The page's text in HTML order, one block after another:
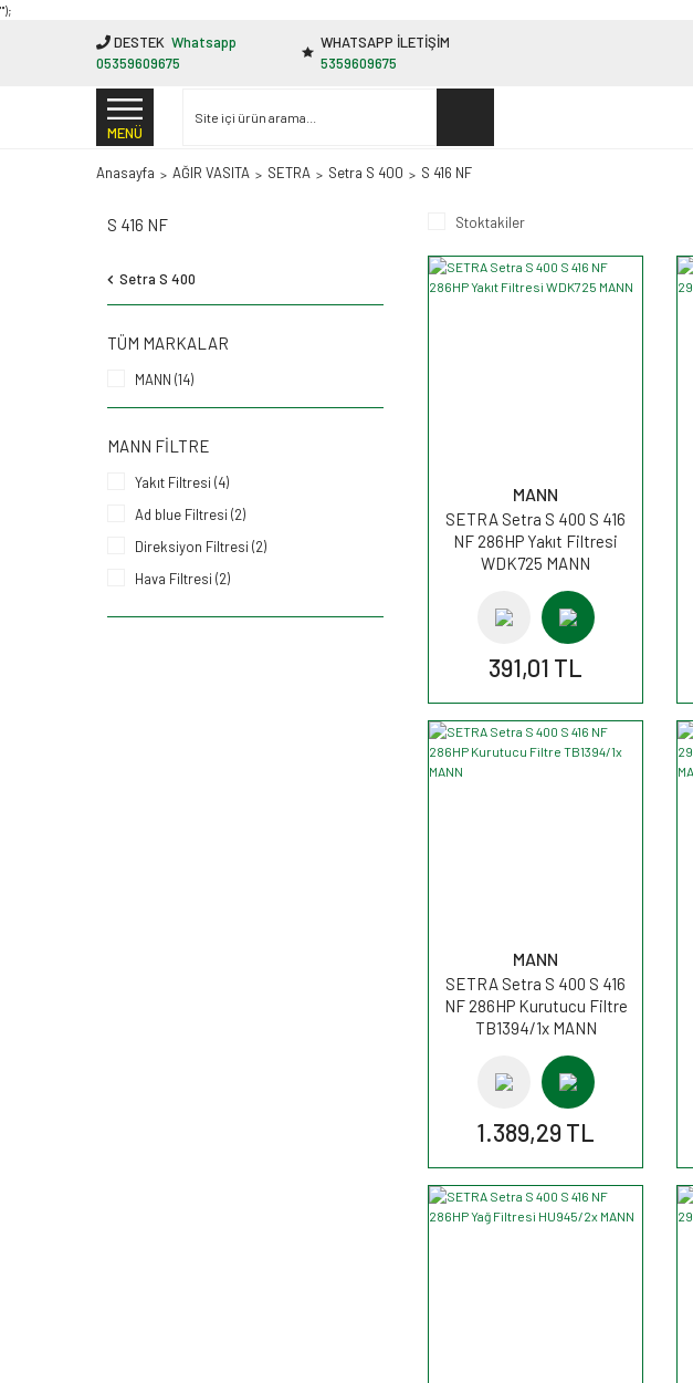
"');
DESTEK Whatsapp
05359609675
WHATSAPP İLETİŞİM
5359609675
MENÜ
Anasayfa AĞIR VASITA SETRA Setra S 400 S 416 NF
S 416 NF
Setra S 400
TÜM MARKALAR
MANN (14)
MANN FILTRE
Yakıt Filtresi (4)
Ad blue Filtresi (2)
Direksiyon Filtresi (2)
Hava Filtresi (2)
Stoktakiler
MANN
SETRA Setra S 400 S 416
NF 286HP Yakıt Filtresi
WDK725 MANN
391,01 TL
MANN
SETRA Setra S 400 S 416
NF 286HP Kurutucu Filtre
TB1394/1x MANN
1.389,29 TL